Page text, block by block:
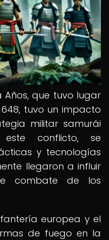
Años, que tuvo lugar
tuvo un impacto
militar samurái
conflicto, se
y tecnologías
llegaron a influir
combate de los
europea y el
de fuego en la